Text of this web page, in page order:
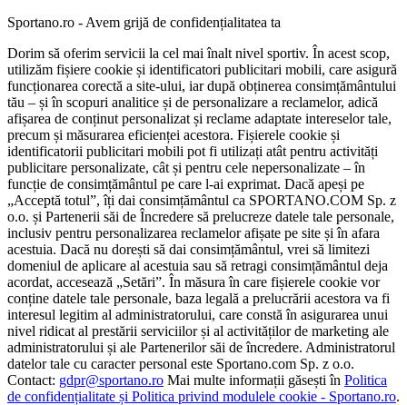
Sportano.ro - Avem grijă de confidențialitatea ta
Dorim să oferim servicii la cel mai înalt nivel sportiv. În acest scop,
utilizăm fișiere cookie și identificatori publicitari mobili, care asigură
funcționarea corectă a site-ului, iar după obținerea consimțământului
tău – și în scopuri analitice și de personalizare a reclamelor, adică
afișarea de conținut personalizat și reclame adaptate intereselor tale,
precum și măsurarea eficienței acestora. Fișierele cookie și
identificatorii publicitari mobili pot fi utilizați atât pentru activități
publicitare personalizate, cât și pentru cele nepersonalizate – în
funcție de consimțământul pe care l-ai exprimat. Dacă apeși pe
„Acceptă totul”, îți dai consimțământul ca SPORTANO.COM Sp. z
o.o. și Partenerii săi de Încredere să prelucreze datele tale personale,
inclusiv pentru personalizarea reclamelor afișate pe site și în afara
acestuia. Dacă nu dorești să dai consimțământul, vrei să limitezi
domeniul de aplicare al acestuia sau să retragi consimțământul deja
acordat, accesează „Setări”. În măsura în care fișierele cookie vor
conține datele tale personale, baza legală a prelucrării acestora va fi
interesul legitim al administratorului, care constă în asigurarea unui
nivel ridicat al prestării serviciilor și al activităților de marketing ale
administratorului și ale Partenerilor săi de încredere. Administratorul
datelor tale cu caracter personal este Sportano.com Sp. z o.o.
Contact: gdpr@sportano.ro Mai multe informații găsești în Politica
de confidențialitate și Politica privind modulele cookie - Sportano.ro.